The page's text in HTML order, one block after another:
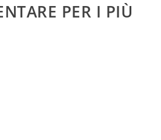
PER I PIÙ